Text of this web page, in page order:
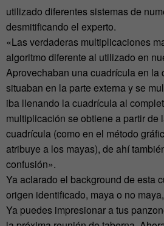
utilizado diferentes sistemas de
desmitificando el experto.
«Las verdaderas multiplicaciones
algoritmo diferente al utilizado en
Aprovechaban una cuadrícula en la
situaban en la parte externa y se
iba llenando la cuadrícula al
multiplicación se obtiene a partir de
cuadrícula (como en el método
atribuye a los mayas), de ahí
confusión».
Ya aclarado el background de esta
origen identificado, maya o no
Ya puedes impresionar a tus